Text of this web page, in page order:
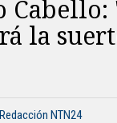
Cabello:
la
NTN24